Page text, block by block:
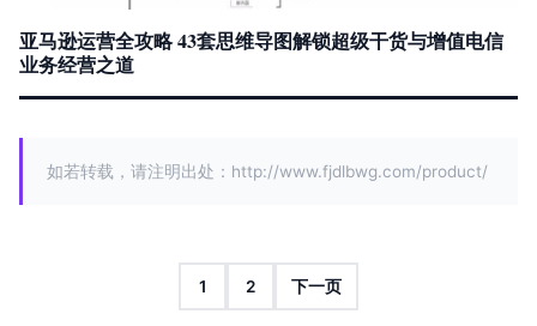
亚马逊运营全攻略 43套思维导图解锁超级干货与增值电信
业务经营之道
如若转载，请注明出处：http://www.fjdlbwg.com/product/
1 2 下一页